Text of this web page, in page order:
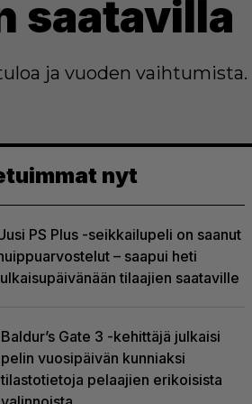
saatavilla
ja vuoden vaihtumista.
nyt
PS Plus -seikkailupeli on saanut
– saapui heti
tilaajien saataville
Baldur’s Gate 3 -kehittäjä julkaisi
pelin vuosipäivän kunniaksi
tilastotietoja pelaajien erikoisista